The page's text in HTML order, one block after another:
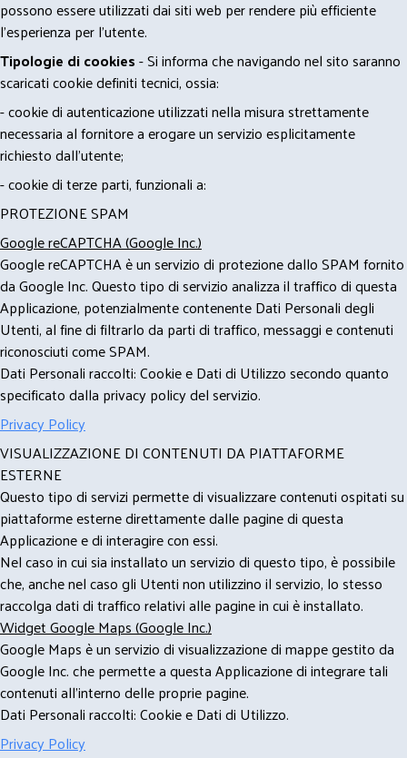
possono essere utilizzati dai siti web per rendere più efficiente
l'esperienza per l'utente.
Tipologie di cookies- Si informa che navigando nel sito saranno
scaricati cookie definiti tecnici, ossia:
- cookie di autenticazione utilizzati nella misura strettamente
necessaria al fornitore a erogare un servizio esplicitamente
richiesto dall'utente;
- cookie di terze parti, funzionali a:
PROTEZIONE SPAM
Google reCAPTCHA (Google Inc.)
Google reCAPTCHA è un servizio di protezione dallo SPAM fornito
da Google Inc. Questo tipo di servizio analizza il traffico di questa
Applicazione, potenzialmente contenente Dati Personali degli
Utenti, al fine di filtrarlo da parti di traffico, messaggi e contenuti
riconosciuti come SPAM.
Dati Personali raccolti: Cookie e Dati di Utilizzo secondo quanto
specificato dalla privacy policy del servizio.
Privacy Policy
VISUALIZZAZIONE DI CONTENUTI DA PIATTAFORME
ESTERNE
Questo tipo di servizi permette di visualizzare contenuti ospitati su
piattaforme esterne direttamente dalle pagine di questa
Applicazione e di interagire con essi.
Nel caso in cui sia installato un servizio di questo tipo, è possibile
che, anche nel caso gli Utenti non utilizzino il servizio, lo stesso
raccolga dati di traffico relativi alle pagine in cui è installato.
Widget Google Maps (Google Inc.)
Google Maps è un servizio di visualizzazione di mappe gestito da
Google Inc. che permette a questa Applicazione di integrare tali
contenuti all'interno delle proprie pagine.
Dati Personali raccolti: Cookie e Dati di Utilizzo.
Privacy Policy